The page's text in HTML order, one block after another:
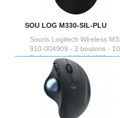
SOU LOG M330-SIL-PLU
Souris Logitech Wireless
910-004909 - 3 boutons -
Reference :910-004909